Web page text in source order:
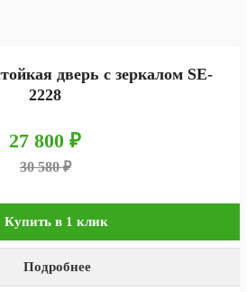
дверь с зеркалом SE-
2228
27 800 ₽
30 580 ₽
Купить в 1 клик
Подробнее